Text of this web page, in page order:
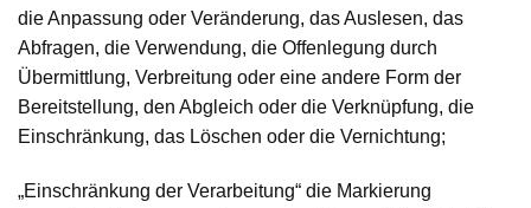
die Anpassung oder Veränderung, das Auslesen, das
Abfragen, die Verwendung, die Offenlegung durch
Übermittlung, Verbreitung oder eine andere Form der
Bereitstellung, den Abgleich oder die Verknüpfung, die
Einschränkung, das Löschen oder die Vernichtung;
„Einschränkung der Verarbeitung“ die Markierung